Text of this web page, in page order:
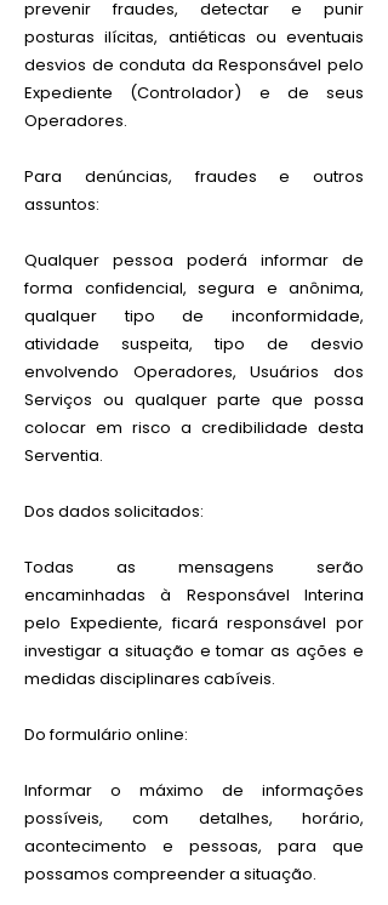
prevenir fraudes, detectar e punir
posturas ilícitas, antiéticas ou eventuais
desvios de conduta da Responsável pelo
Expediente (Controlador) e de seus
Operadores.
Para denúncias, fraudes e outros
assuntos:
Qualquer pessoa poderá informar de
forma confidencial, segura e anônima,
qualquer tipo de inconformidade,
atividade suspeita, tipo de desvio
envolvendo Operadores, Usuários dos
Serviços ou qualquer parte que possa
colocar em risco a credibilidade desta
Serventia.
Dos dados solicitados:
Todas as mensagens serão
encaminhadas à Responsável Interina
pelo Expediente, ficará responsável por
investigar a situação e tomar as ações e
medidas disciplinares cabíveis.
Do formulário online:
Informar o máximo de informações
possíveis, com detalhes, horário,
acontecimento e pessoas, para que
possamos compreender a situação.